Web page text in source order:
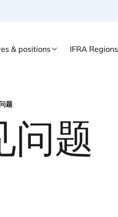
& positions IFRA Regions
题
问题